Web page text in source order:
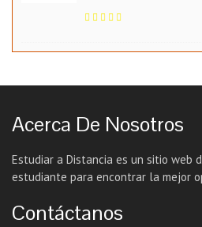
Acerca De Nosotros
Estudiar a Distancia es un sitio web
estudiante para encontrar la mejor
Contáctanos